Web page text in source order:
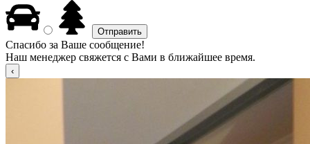
Спасибо за Ваше сообщение!
Наш менеджер свяжется с Вами в ближайшее время.